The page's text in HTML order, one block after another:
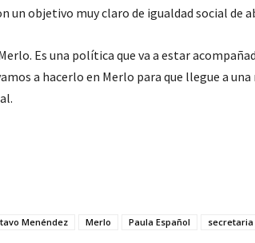
un objetivo muy claro de igualdad social de
Es una política que va a estar
a hacerlo en Merlo para que llegue a una
Menéndez Merlo Paula Español